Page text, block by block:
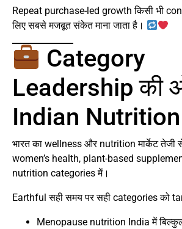
Repeat purchase-led growth किसी भी
लिए सबसे मजबूत संकेत माना जाता है।
Category
Leadership की
Indian
भारत का wellness और nutrition मार्केट तेजी
women’s health, plant-based
nutrition categories में।
Earthful सही समय पर सही categories को
Menopause nutrition India में